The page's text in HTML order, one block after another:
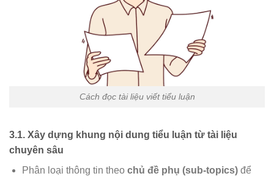
Cách đọc tài liệu viết tiểu luận
3.1. Xây dựng khung nội dung tiểu luận từ tài liệu
chuyên sâu
Phân loại thông tin theo chủ đề phụ (sub-topics)để